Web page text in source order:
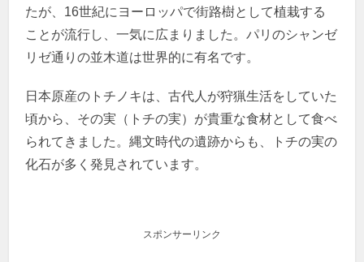
たが、16世紀にヨーロッパで街路樹として植栽する
ことが流行し、一気に広まりました。パリのシャンゼ
リゼ通りの並木道は世界的に有名です。
日本原産のトチノキは、古代人が狩猟生活をしていた
頃から、その実（トチの実）が貴重な食材として食べ
られてきました。縄文時代の遺跡からも、トチの実の
化石が多く発見されています。
スポンサーリンク